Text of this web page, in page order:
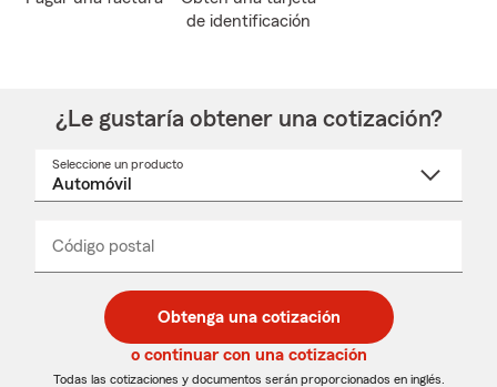
de identificación
¿Le gustaría obtener una cotización?
Seleccione un producto
desplegable
Código postal
de
5
dígitos
de
5
dígitos
_____
Obtenga una cotización
o continuar con una cotización
Todas las cotizaciones y documentos serán proporcionados en inglés.